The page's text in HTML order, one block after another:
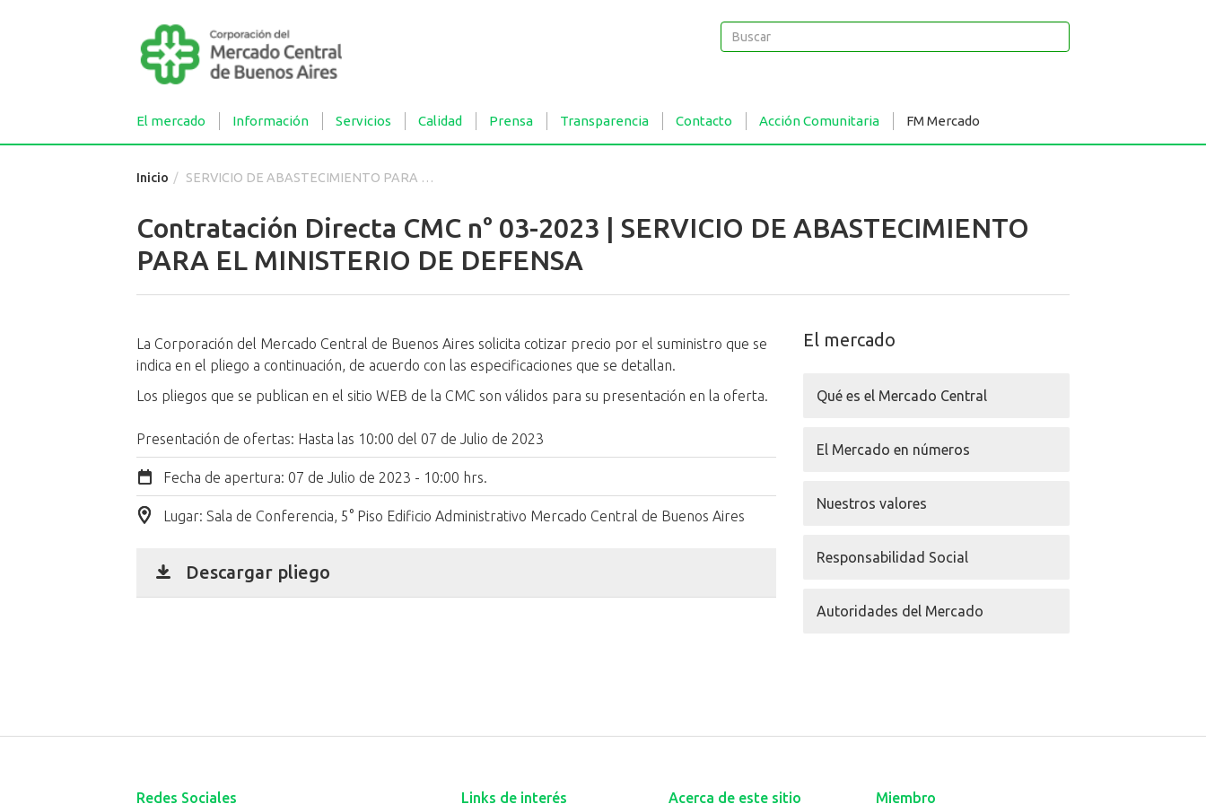
Buscar
Buscar
El mercado Información Servicios Calidad Prensa Transparencia Contacto Acción Comunitaria FM Mercado
Inicio SERVICIO DE ABASTECIMIENTO PARA EL MINISTERIO DE DEFENSA
Contratación Directa CMC n° 03-2023 | SERVICIO DE ABASTECIMIENTO
PARA EL MINISTERIO DE DEFENSA
La Corporación del Mercado Central de Buenos Aires solicita cotizar precio por el suministro que se
indica en el pliego a continuación, de acuerdo con las especificaciones que se detallan.
Los pliegos que se publican en el sitio WEB de la CMC son válidos para su presentación en la oferta.
Presentación de ofertas: Hasta las 10:00 del 07 de Julio de 2023
Fecha de apertura: 07 de Julio de 2023 - 10:00 hrs.
Lugar: Sala de Conferencia, 5° Piso Edificio Administrativo Mercado Central de Buenos Aires
Descargar pliego
El mercado
Qué es el Mercado Central
El Mercado en números
Nuestros valores
Responsabilidad Social
Autoridades del Mercado
Redes Sociales Links de interés Acerca de este sitio Miembro